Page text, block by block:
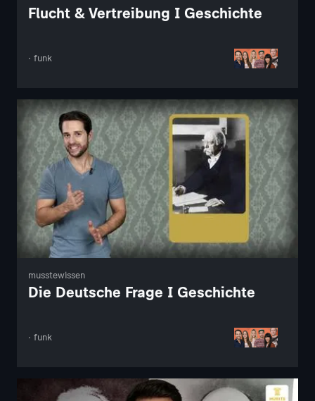
Flucht & Vertreibung I Geschichte
· funk
musstewissen
Die Deutsche Frage I Geschichte
· funk